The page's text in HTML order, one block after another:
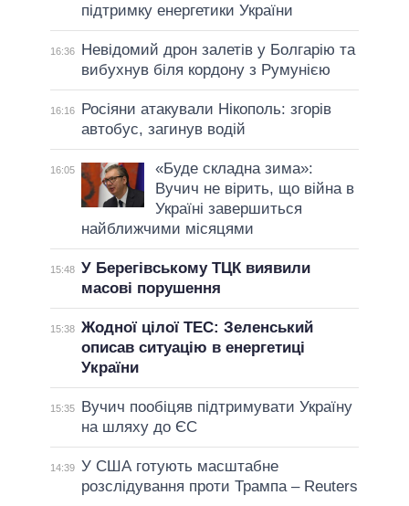
підтримку енергетики України
16:36
Невідомий дрон залетів у Болгарію та
вибухнув біля кордону з Румунією
16:16
Росіяни атакували Нікополь: згорів
автобус, загинув водій
16:05
«Буде складна зима»:
Вучич не вірить, що війна в
Україні завершиться
найближчими місяцями
15:48 У Берегівському ТЦК виявили
масові порушення
15:38 Жодної цілої ТЕС: Зеленський
описав ситуацію в енергетиці
України
15:35
Вучич пообіцяв підтримувати Україну
на шляху до ЄС
14:39 У США готують масштабне
розслідування проти Трампа – Reuters